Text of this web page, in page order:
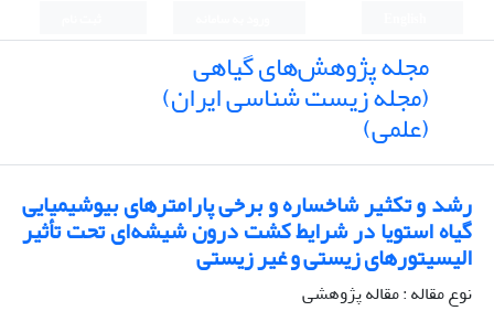
مجله پژوهش‌های گیاهی
(مجله زیست شناسی ایران)
(علمی)
رشد و تکثیر شاخساره و برخی پارامترهای بیوشیمیایی
گیاه استویا در شرایط کشت درون شیشه‌ای تحت تأثیر
الیسیتورهای زیستی و غیر زیستی
نوع مقاله : مقاله پژوهشی